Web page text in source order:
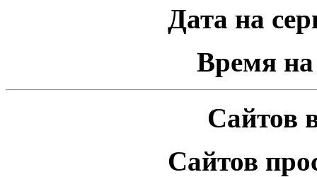
Дата на
Время на
Сайтов
Сайтов